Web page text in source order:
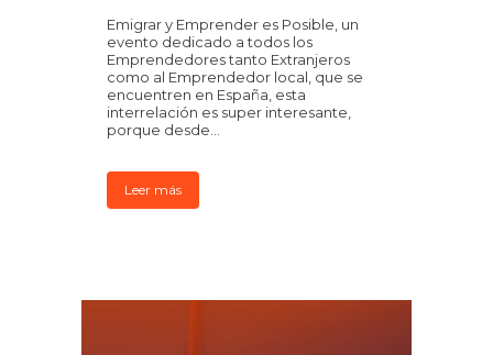
Emigrar y Emprender es Posible, un
evento dedicado a todos los
Emprendedores tanto Extranjeros
como al Emprendedor local, que se
encuentren en España, esta
interrelación es super interesante,
porque desde...
Leer más